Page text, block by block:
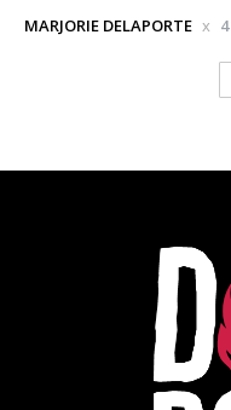
MARJORIE DELAPORTE